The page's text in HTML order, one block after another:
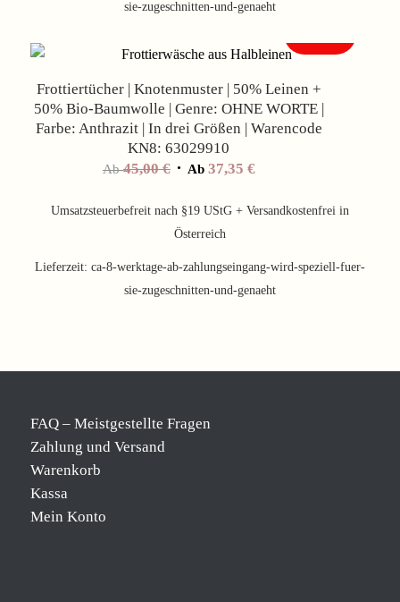
sie-zugeschnitten-und-genaeht
Frottiertücher | Knotenmuster | 50% Leinen +
50% Bio-Baumwolle | Genre: OHNE WORTE |
Farbe: Anthrazit | In drei Größen | Warencode
KN8: 63029910
Ab45,00€ Ab 37,35 €
Umsatzsteuerbefreit nach §19 UStG + Versandkostenfrei in
Österreich
Lieferzeit: ca-8-werktage-ab-zahlungseingang-wird-speziell-fuer-
sie-zugeschnitten-und-genaeht
FAQ – Meistgestellte Fragen
Zahlung und Versand
Warenkorb
Kassa
Mein Konto